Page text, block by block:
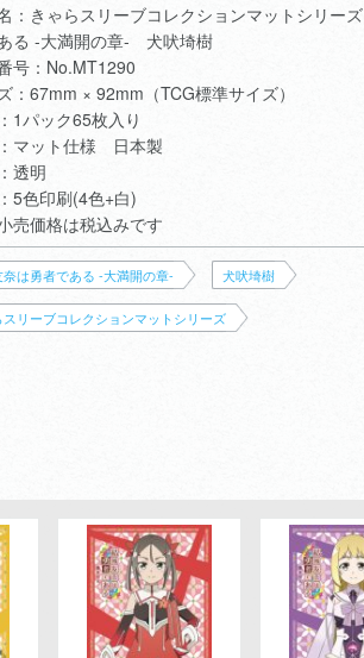
：きゃらスリーブコレクションマットシリー
る -大満開の章- 犬吠埼樹
号：No.MT1290
：67mm × 92mm（TCG標準サイズ）
1パック65枚入り
マット仕様 日本製
透明
5色印刷(4色+白)
売価格は税込みです
は勇者である -大満開の章- 犬吠埼樹
スリーブコレクションマットシリーズ